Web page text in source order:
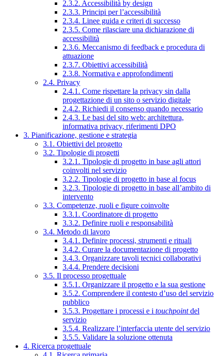
2.3.2. Accessibilità by design
2.3.3. Principi per l’accessibilità
2.3.4. Linee guida e criteri di successo
2.3.5. Come rilasciare una dichiarazione di
accessibilità
2.3.6. Meccanismo di feedback e procedura di
attuazione
2.3.7. Obiettivi accessibilità
2.3.8. Normativa e approfondimenti
2.4. Privacy
2.4.1. Come rispettare la privacy sin dalla
progettazione di un sito o servizio digitale
2.4.2. Richiedi il consenso quando necessario
2.4.3. Le basi del sito web: architettura,
informativa privacy, riferimenti DPO
3. Pianificazione, gestione e strategia
3.1. Obiettivi del progetto
3.2. Tipologie di progetti
3.2.1. Tipologie di progetto in base agli attori
coinvolti nel servizio
3.2.2. Tipologie di progetto in base al focus
3.2.3. Tipologie di progetto in base all’ambito di
intervento
3.3. Competenze, ruoli e figure coinvolte
3.3.1. Coordinatore di progetto
3.3.2. Definire ruoli e responsabilità
3.4. Metodo di lavoro
3.4.1. Definire processi, strumenti e rituali
3.4.2. Curare la documentazione di progetto
3.4.3. Organizzare tavoli tecnici collaborativi
3.4.4. Prendere decisioni
3.5. Il processo progettuale
3.5.1. Organizzare il progetto e la sua gestione
3.5.2. Comprendere il contesto d’uso del servizio
pubblico
3.5.3. Progettare i processi e i touchpointdel
servizio
3.5.4. Realizzare l’interfaccia utente del servizio
3.5.5. Validare la soluzione ottenuta
4. Ricerca progettuale